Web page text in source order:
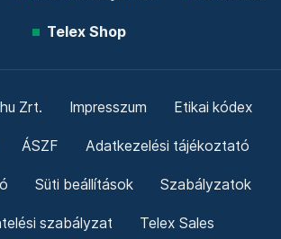
Telex Shop
Zrt. Impresszum Etikai kódex
ÁSZF Adatkezelési tájékoztató
Süti beállítások Szabályzatok
szabályzat Telex Sales